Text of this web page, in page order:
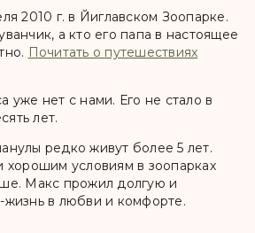
2010 г. в Йиглавском Зоопарке.
а кто его папа в настоящее
Почитать о путешествиях
уже нет с нами. Его не стало в
лет.
редко живут более 5 лет.
хорошим условиям в зоопарках
Макс прожил долгую и
жизнь в любви и комфорте.